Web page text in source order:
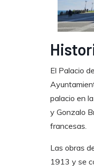
El Palacio
palacio en
y Gonzalo
francesas.
Las obras
1913 y se